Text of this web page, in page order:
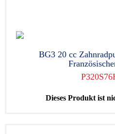
BG3 20 cc
Dieses Produkt ist